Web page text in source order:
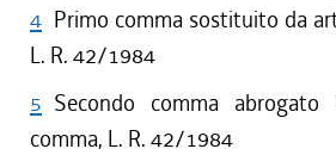
4 Primo comma sostituito da
L. R. 42/1984
5 Secondo comma
comma, L. R. 42/1984